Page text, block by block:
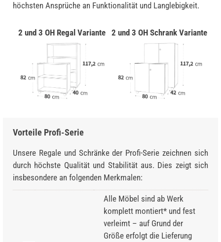
höchsten Ansprüche an Funktionalität und Langlebigkeit.
2 und 3 OH Regal Variante 2 und 3 OH Schrank Variante
Vorteile Profi-Serie
Unsere Regale und Schränke der Profi-Serie zeichnen sich
durch höchste Qualität und Stabilität aus. Dies zeigt sich
insbesondere an folgenden Merkmalen:
Alle Möbel sind ab Werk
komplett montiert* und fest
verleimt – auf Grund der
Größe erfolgt die Lieferung